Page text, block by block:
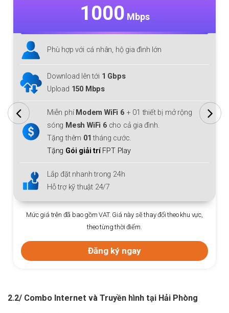
1000 Mbps
Phù hợp với cá nhân, hộ gia đình lớn
Download/Upload lên tới
Miễn phíModem WiFi 6
+ 01 thiết bị mở rộng
sóngMesh WiFi 6
cho cả gia đình.
Tặng thêm01tháng cước.
TặngGói giải tríFPT Play
Lắp đặt nhanh trong 24h
Hỗ trợ kỹ thuật 24/7
Mức giá trên đã bao gồm VAT. Giá này sẽ thay đổi theo khu vực,
theo từng thời điểm.
Đăng ký ngay
2.2/ Combo Internet và Truyền hình tại Hải Phòng